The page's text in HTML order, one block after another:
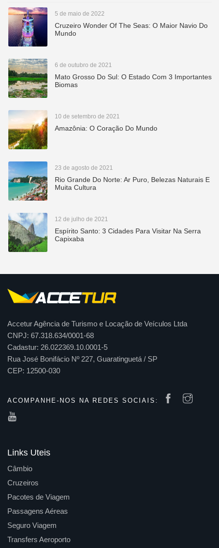
5 de maio de 2022
Cruzeiro Wonder Of The Seas: O Maior Navio Do
Mundo
6 de outubro de 2021
Mato Grosso Do Sul: O Estado Com 3 Importantes
Biomas
10 de setembro de 2021
Amazônia: O Coração Do Mundo
23 de agosto de 2021
Rio Grande Do Norte: Ar Puro, Belezas Naturais E
Muita Cultura
12 de julho de 2021
Espírito Santo: 3 Cidades Para Visitar Na Serra
Capixaba
Accetur Agência de Turismo e Locação de Veículos Ltda
CNPJ: 67.318.634/0001-68
Cadastur: 26.022369.10.0001-5
Rua José Bonifácio Nº 227, Guaratinguetá / SP
CEP: 12500-030
ACOMPANHE-NOS NA REDES SOCIAIS:
Links Uteis
Câmbio
Cruzeiros
Pacotes de Viagem
Passagens Aéreas
Seguro Viagem
Transfers Aeroporto